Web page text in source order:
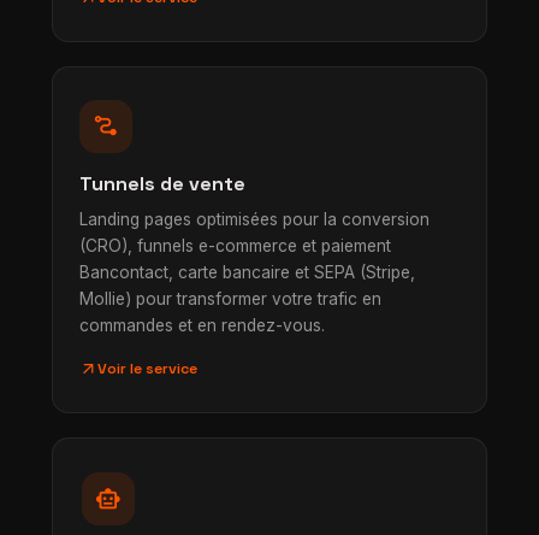
conversion_path
Tunnels de vente
Landing pages optimisées pour la conversion
(CRO), funnels e-commerce et paiement
Bancontact, carte bancaire et SEPA (Stripe,
Mollie) pour transformer votre trafic en
commandes et en rendez-vous.
arrow_outwardVoir le service
smart_toy